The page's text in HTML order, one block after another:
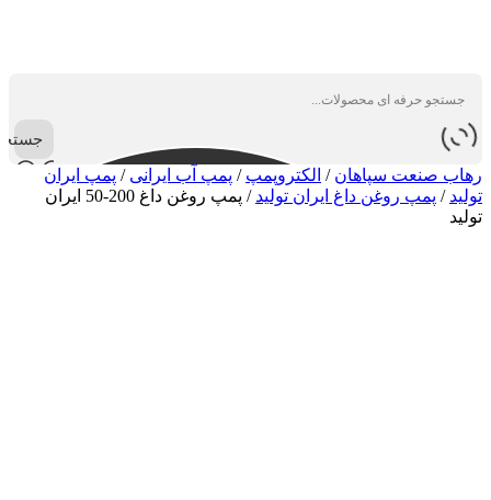
رهاب صنعت سپاهان / الکتروپمپ / پمپ آب ایرانی / پمپ ایران
تولید / پمپ روغن داغ ایران تولید /
پمپ روغن داغ 200-50 ایران
تولید